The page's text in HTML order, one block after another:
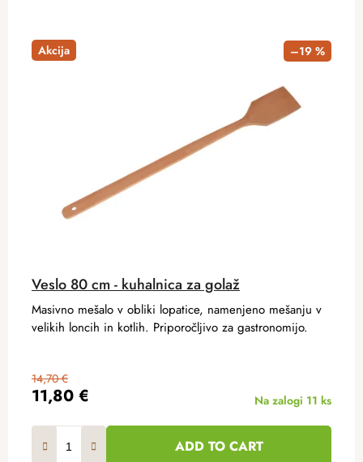
Akcija –19 %
Veslo 80 cm - kuhalnica za golaž
11,80 €
14,70 €
Na zalogi 11 ks
ADD TO CART
Masivno mešalo v obliki lopatice, namenjeno mešanju v
velikih loncih in kotlih. Priporočljivo za gastronomijo.